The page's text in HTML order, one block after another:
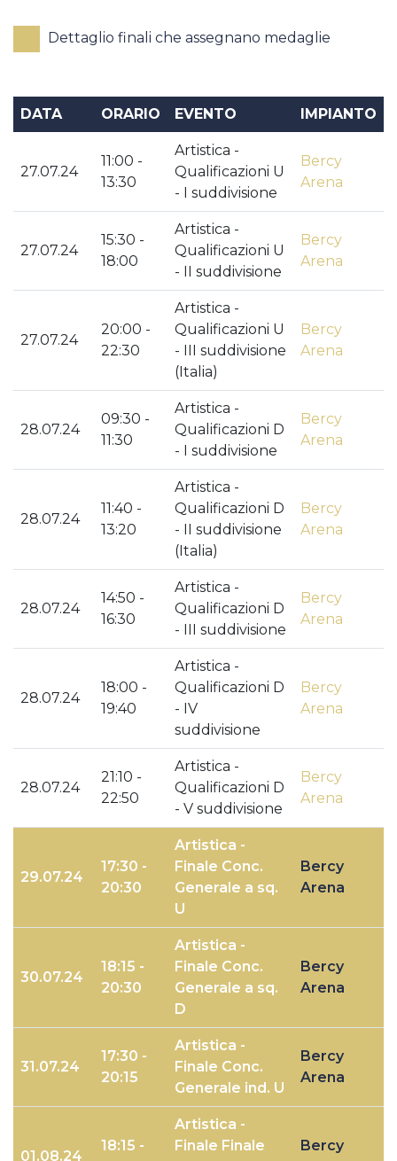
Dettaglio finali che assegnano medaglie
DATA ORARIO EVENTO IMPIANTO
27.07.24
11:00 -
13:30
Artistica -
Qualificazioni U
- I suddivisione
Bercy
Arena
27.07.24
15:30 -
18:00
Artistica -
Qualificazioni U
- II suddivisione
Bercy
Arena
27.07.24
20:00 -
22:30
Artistica -
Qualificazioni U
- III suddivisione
(Italia)
Bercy
Arena
28.07.24
09:30 -
11:30
Artistica -
Qualificazioni D
- I suddivisione
Bercy
Arena
28.07.24
11:40 -
13:20
Artistica -
Qualificazioni D
- II suddivisione
(Italia)
Bercy
Arena
28.07.24
14:50 -
16:30
Artistica -
Qualificazioni D
- III suddivisione
Bercy
Arena
28.07.24
18:00 -
19:40
Artistica -
Qualificazioni D
- IV
suddivisione
Bercy
Arena
28.07.24
21:10 -
22:50
Artistica -
Qualificazioni D
- V suddivisione
Bercy
Arena
29.07.24
17:30 -
20:30
Artistica -
Finale Conc.
Generale a sq.
U
Bercy
Arena
30.07.24
18:15 -
20:30
Artistica -
Finale Conc.
Generale a sq.
D
Bercy
Arena
31.07.24
17:30 -
20:15
Artistica -
Finale Conc.
Generale ind. U
Bercy
Arena
01.08.24
18:15 -
Artistica -
Finale Finale
Bercy